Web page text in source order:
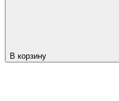
В корзину